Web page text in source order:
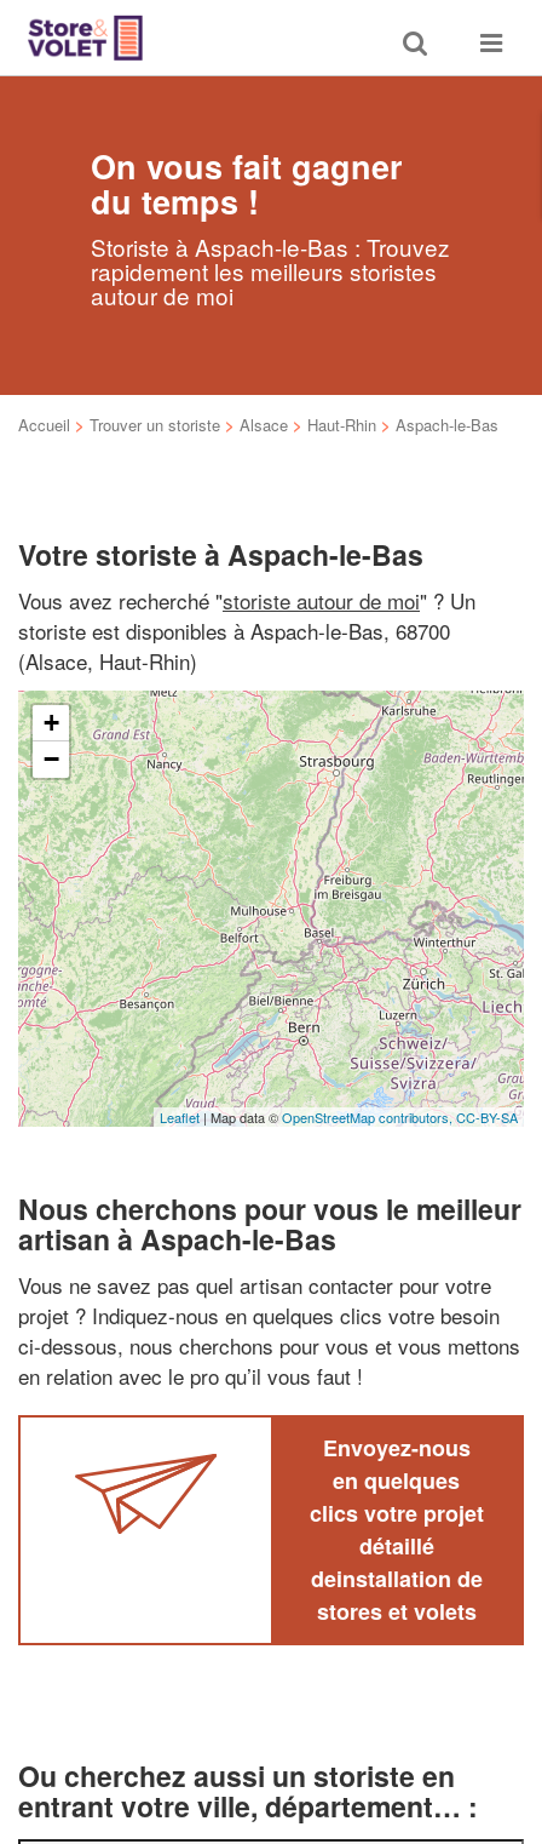
Toggle
search
Toggle
On vous fait gagner
du temps !
Storiste à Aspach-le-Bas : Trouvez
rapidement les meilleurs storistes
autour de moi
Accueil > Trouver un storiste > Alsace > Haut-Rhin > Aspach-le-Bas
Votre storiste à Aspach-le-Bas
Vous avez recherché "storiste autour de moi" ? Un
storiste est disponibles à Aspach-le-Bas, 68700
(Alsace, Haut-Rhin)
+
−
Leaflet| Map data ©OpenStreetMap contributors,CC-BY-SA
Nous cherchons pour vous le meilleur
artisan à Aspach-le-Bas
Vous ne savez pas quel artisan contacter pour votre
projet ? Indiquez-nous en quelques clics votre besoin
ci-dessous, nous cherchons pour vous et vous mettons
en relation avec le pro qu’il vous faut !
Envoyez-nous
en quelques
clics votre projet
détaillé
deinstallation de
stores et volets
Ou cherchez aussi un storiste en
entrant votre ville, département… :